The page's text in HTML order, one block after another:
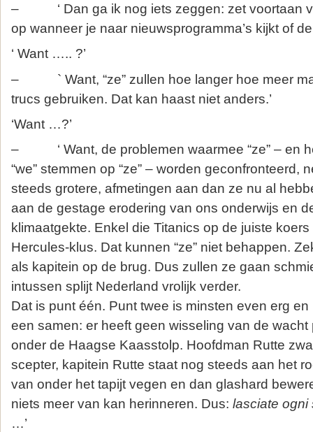
– ‘ Dan ga ik nog iets zeggen: zet voortaan
op wanneer je naar nieuwsprogramma’s kijkt of
‘ Want ….. ?’
– ` Want, “ze” zullen hoe langer hoe meer
trucs gebruiken. Dat kan haast niet anders.’
‘Want …?’
– ‘ Want, de problemen waarmee “ze” – en
“we” stemmen op “ze” – worden geconfronteerd,
steeds grotere, afmetingen aan dan ze nu al
aan de gestage erodering van ons onderwijs en
klimaatgekte. Enkel die Titanics op de juiste
Hercules-klus. Dat kunnen “ze” niet behappen.
als kapitein op de brug. Dus zullen ze gaan
intussen splijt Nederland vrolijk verder.
Dat is punt één. Punt twee is minsten even erg
een samen: er heeft geen wisseling van de
onder de Haagse Kaasstolp. Hoofdman Rutte
scepter, kapitein Rutte staat nog steeds aan het
van onder het tapijt vegen en dan glashard
niets meer van kan herinneren. Dus: lasciate ogni
…’